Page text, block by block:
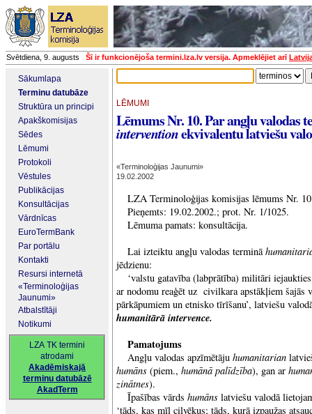
Svētdiena, 9. augusts Šī ir funkcionējoša termini.lza.lv versija. Apmeklējiet arī
Sākumlapa
Terminu datubāze
Struktūra un principi
Apakškomisijas
Sēdes
Lēmumi
Protokoli
Vēstules
Publikācijas
Konsultācijas
Vārdnīcas
EuroTermBank
Par portālu
Kontakti
Resursi internetā
«Terminoloģijas
Jaunumi»
Atbalstītāji
Notikumi
LZA TK termini
atrodami
Akadēmiskajā
terminu datubāzē
AkadTerm
LĒMUMI
Lēmums Nr. 10. Par angļu valodas
interventionekvivalentu latviešu
«Terminoloģijas Jaunumi»
19.02.2002
LZA Terminoloģijas komisijas lēmums Nr.
Pieņemts: 19.02.2002.; prot. Nr. 1/1025.
Lēmuma pamats: konsultācija.
Lai izteiktu angļu valodas terminā
jēdzienu:
‘valstu gatavība (labprātība) militāri
ar nodomu reaģēt uz civilkara apstākļiem šajās
pārkāpumiem un etnisko tīrīšanu’, latviešu
humanitārā intervence.
Pamatojums
Angļu valodas apzīmētāju humanitarian
humāns (piem., humānā palīdzība), gan ar
zinātnes).
Īpašības vārds humāns latviešu valodā
‘tāds, kas mīl cilvēkus; tāds, kurā izpaužas